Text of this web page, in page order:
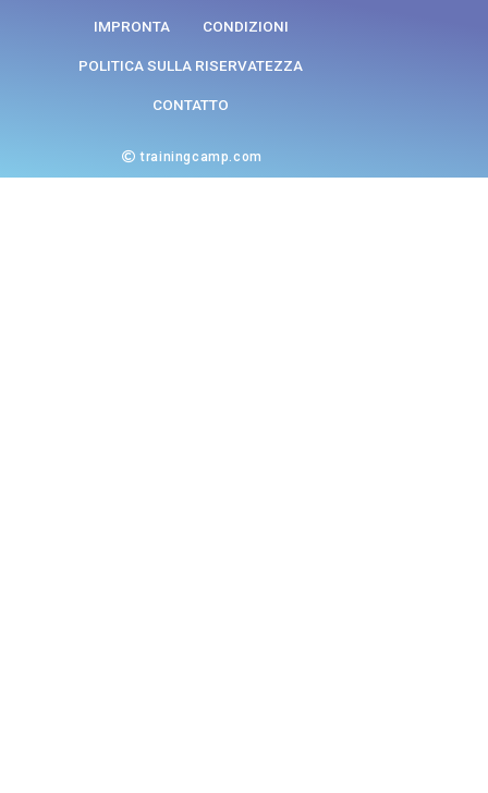
IMPRONTA CONDIZIONI
POLITICA SULLA RISERVATEZZA
CONTATTO
trainingcamp.com